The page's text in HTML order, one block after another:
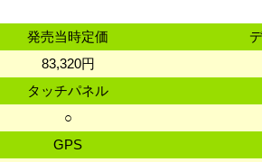
発売当時定価
83,320円
タッチパネル
○
GPS